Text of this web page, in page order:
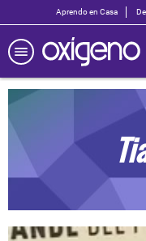
Aprendo en Casa